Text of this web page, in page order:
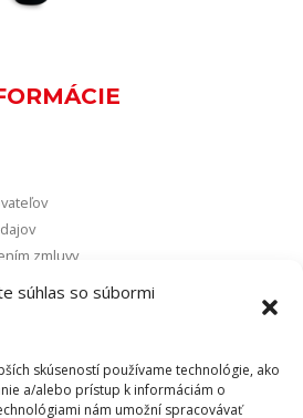
súhlas so súbormi
skúseností používame technológie, ako
a/alebo prístup k informáciám o
nám umožní spracovávať
zmluvy